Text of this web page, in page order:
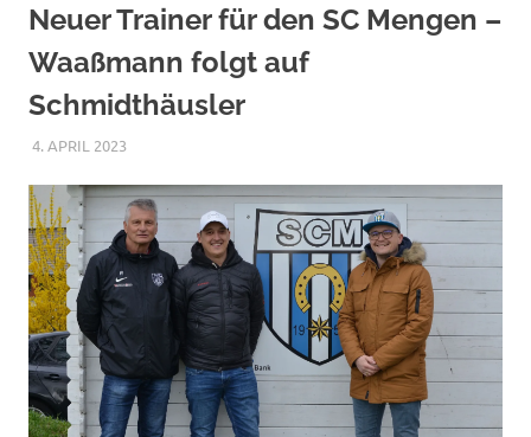
Neuer Trainer für den SC Mengen –
Waaßmann folgt auf
Schmidthäusler
4. APRIL 2023RAPHAEL RIESTERER
ALLGEMEIN